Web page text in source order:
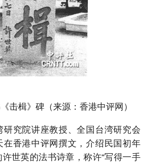
击楫》碑（来源：香港中评网）
究院讲座教授、全国台湾研究会
在香港中评网撰文，介绍民国初年
世英的法书诗章，称许“写得一手